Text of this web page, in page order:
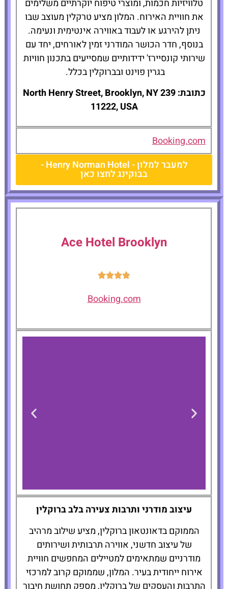
טלוויזיות חכמות, ומוצרי טיפוח יוקרתיים משלימים
את חוויית האירוח. המלון מציע טרקלין מעוצב שבו
ניתן להירגע או לעבוד באווירה אינטימית ונעימה.
בנוסף, חדר הכושר המודרני זמין לאורחים, יחד עם
שירותי קונסיירז' ידידותיים שמסייעים בתכנון חוויות
בגרין פוינט ובברוקלין בכלל.
כתובת: 239 North Henry Street, Brooklyn, NY
11222, USA
Booking.com
למעבר למלון - Henry Norman Hotel -
בבוקינג לחצו כאן
Ace Hotel Brooklyn
Booking.com
Ace Hotel
להזמנת
המלון לחצו
כאן
עיצוב מודרני ותרבות צעירה בלב ברוקלין
הממוקם בדאונטאון ברוקלין, מציע שילוב מרהיב
של עיצוב חדשני, אווירה תרבותית ושירותים
מודרניים שמתאימים למטיילים המחפשים חוויית
אירוח ייחודית בעיר. המלון, שממוקם קרוב למרכזי
התרבות והעסקים של ברוקלין, מספק תחושת חיבור